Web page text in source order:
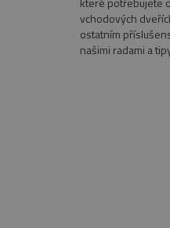
vchodových
ostatním
našimi radami a